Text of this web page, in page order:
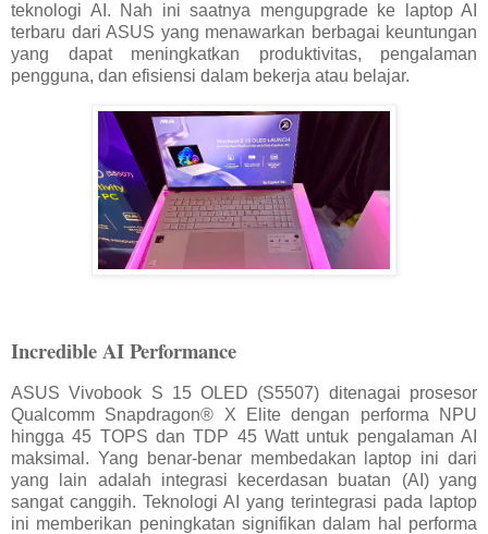
teknologi AI. Nah ini saatnya mengupgrade ke laptop AI
terbaru dari ASUS yang menawarkan berbagai keuntungan
yang dapat meningkatkan produktivitas, pengalaman
pengguna, dan efisiensi dalam bekerja atau belajar.
Incredible AI Performance
ASUS Vivobook S 15 OLED (S5507) ditenagai prosesor
Qualcomm Snapdragon® X Elite dengan performa NPU
hingga 45 TOPS dan TDP 45 Watt untuk pengalaman AI
maksimal. Yang benar-benar membedakan laptop ini dari
yang lain adalah integrasi kecerdasan buatan (AI) yang
sangat canggih. Teknologi AI yang terintegrasi pada laptop
ini memberikan peningkatan signifikan dalam hal performa